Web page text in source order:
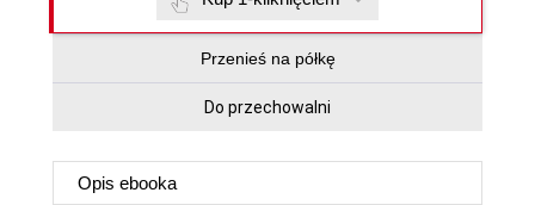
Przenieś na półkę
Do przechowalni
Opis ebooka